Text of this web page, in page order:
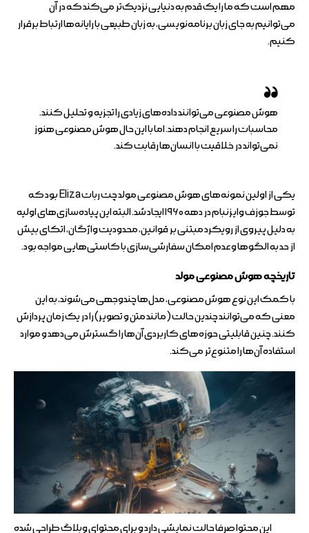
مهم است که ما را یک قدم به دنیایی نزدیک‌تر می‌کند که در آن
می‌توانیم به جای زبان برنامه‌نویسی، به زبان طبیعی با رایانه‌ها ارتباط برقرار
کنیم.
هوش مصنوعی می‌توانند داده‌های زیادی را تجزیه و تحلیل کنند.
محاسبات را سریع انجام دهند. اما با این حال هوش مصنوعی هنوز
نمی‌تواند در خلاقیت با انسان‌ها رقابت کند.
یکی از اولین نمونه‌های هوش مصنوعی مولد چت ربات Eliza بود که
توسط جوزف وایزنبام در دهه ۱۹۶۰ ایجاد شد. البته این پیاده‌سازی‌های اولیه
به دلیل پیروی از رویکرد مبتنی بر قوانین، محدودیت واژگان، اتکای بیش
از حد به الگوها و عدم امکان سفارشی‌سازی با کاستی‌هایی مواجه بود.
تاریخچه هوش مصنوعی مولد
با کمک این نوع هوش مصنوعی، مدل‌ها چندوجهی می‌شوند، به این
معنی که می‌توانند چندین حالت (مانند متن و تصویر) را در یک زمان پردازش
کنند. چنین قابلیتی حوزه‌های کاربردی آن‌ها را گسترش می‌دهد و موارد
استفاده آن‌ها را متنوع‌تر می‌کند.
این محتوا صرفا حالت نمایشی دارد و برای محتوای وبلاگ طراحی شده